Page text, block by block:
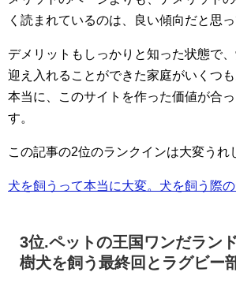
く読まれているのは、良い傾向だと思っ
デメリットもしっかりと知った状態で
迎え入れることができた家庭がいくつも
本当に、このサイトを作った価値が合
す。
この記事の2位のランクインは大変うれ
犬を飼うって本当に大変。犬を飼う際
3位.ペットの王国ワンだラン
樹犬を飼う最終回とラグビー